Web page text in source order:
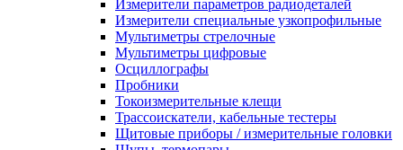
Измерители параметров радиодеталей
Измерители специальные узкопрофильные
Мультиметры стрелочные
Мультиметры цифровые
Осциллографы
Пробники
Токоизмерительные клещи
Трассоискатели, кабельные тестеры
Щитовые приборы / измерительные головки